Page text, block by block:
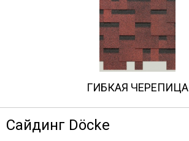
ГИБКАЯ ЧЕРЕПИЦА
Сайдинг Döcke